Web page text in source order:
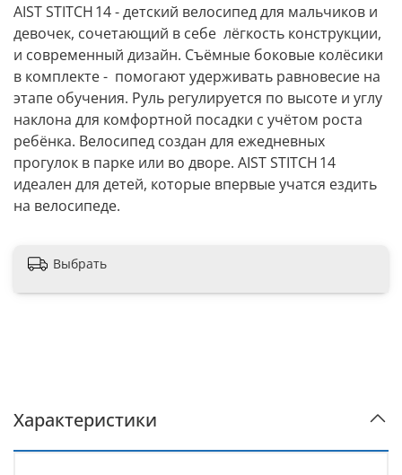
AIST STITCH 14 - детский велосипед для мальчиков и
девочек, сочетающий в себе лёгкость конструкции,
и современный дизайн. Съёмные боковые колёсики
в комплекте - помогают удерживать равновесие на
этапе обучения. Руль регулируется по высоте и углу
наклона для комфортной посадки с учётом роста
ребёнка. Велосипед создан для ежедневных
прогулок в парке или во дворе. AIST STITCH 14
идеален для детей, которые впервые учатся ездить
на велосипеде.
Выбрать
Характеристики